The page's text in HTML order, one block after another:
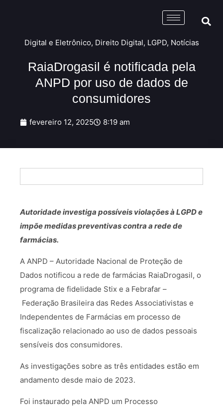
Digital e Eletrônico, Direito Digital, LGPD, Notícias
RaiaDrogasil é notificada pela
ANPD por uso de dados de
consumidores
fevereiro 12, 2025 8:19 am
Autoridade investiga possíveis violações à LGPD e
impõe medidas preventivas contra a rede de
farmácias.
A ANPD – Autoridade Nacional de Proteção de
Dados notificou a rede de farmácias RaiaDrogasil, o
programa de fidelidade Stix e a Febrafar –
Federação Brasileira das Redes Associativistas e
Independentes de Farmácias em processo de
fiscalização relacionado ao uso de dados pessoais
sensíveis dos consumidores.
As investigações sobre as três entidades estão em
andamento desde maio de 2023.
Foi instaurado pela ANPD um Processo